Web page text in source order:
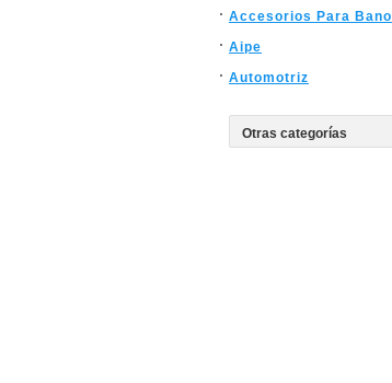
Accesorios Para Bano
Aipe
Automotriz